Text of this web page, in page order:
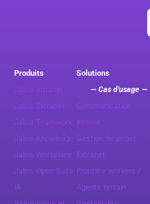
Produits
Jalios Intranet
Jalios Extranet
Jalios Teamwork
Jalios Knowledge
Jalios Workplace
Jalios Open Suite
IA
Solutions
— Cas d’usage —
Communication
interne
Gestion de projet
Extranet
Frontline workers /
Agents terrain